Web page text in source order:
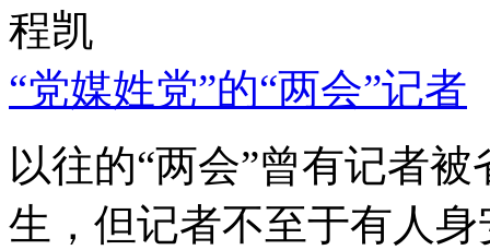
程凯
“党媒姓党”的“两会”记者
以往的“两会”曾有记者
生，但记者不至于有人